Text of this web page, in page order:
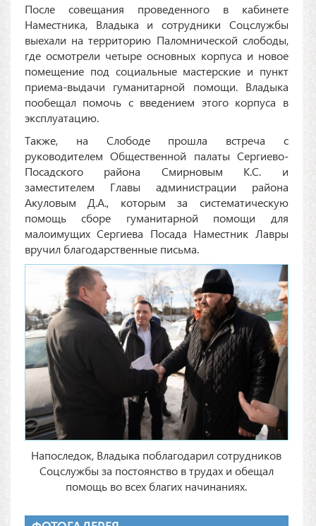
После совещания проведенного в кабинете
Наместника, Владыка и сотрудники Соцслужбы
выехали на территорию Паломнической слободы,
где осмотрели четыре основных корпуса и новое
помещение под социальные мастерские и пункт
приема-выдачи гуманитарной помощи. Владыка
пообещал помочь с введением этого корпуса в
эксплуатацию.
Также, на Слободе прошла встреча с
руководителем Общественной палаты Сергиево-
Посадского района Смирновым К.С. и
заместителем Главы администрации района
Акуловым Д.А., которым за систематическую
помощь сборе гуманитарной помощи для
малоимущих Сергиева Посада Наместник Лавры
вручил благодарственные письма.
Напоследок, Владыка поблагодарил сотрудников
Соцслужбы за постоянство в трудах и обещал
помощь во всех благих начинаниях.